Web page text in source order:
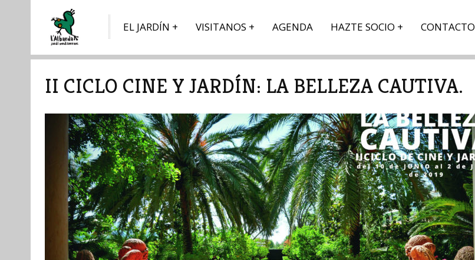
EL JARDÍN VISITANOS AGENDA HAZTE SOCIO CONTACTO
II CICLO CINE Y JARDÍN: LA BELLEZA CAUTIVA.